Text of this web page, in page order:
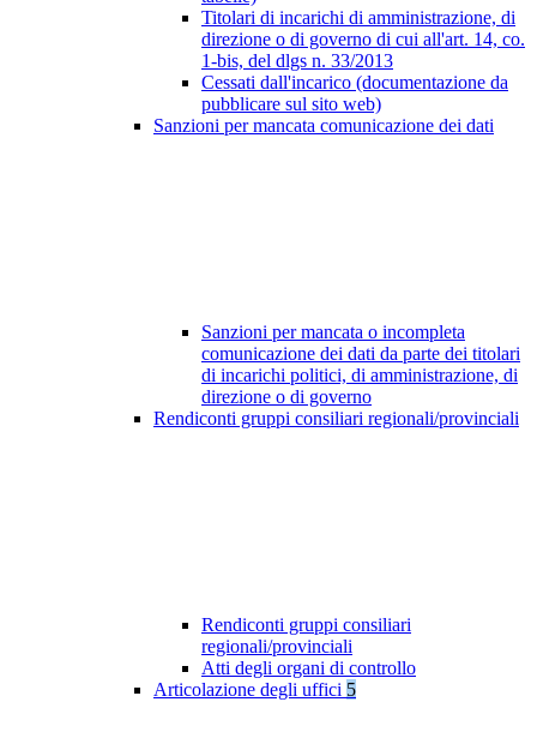
Titolari di incarichi di amministrazione, di
direzione o di governo di cui all'art. 14, co.
1-bis, del dlgs n. 33/2013
Cessati dall'incarico (documentazione da
pubblicare sul sito web)
Sanzioni per mancata comunicazione dei dati
Sanzioni per mancata o incompleta
comunicazione dei dati da parte dei titolari
di incarichi politici, di amministrazione, di
direzione o di governo
Rendiconti gruppi consiliari regionali/provinciali
Rendiconti gruppi consiliari
regionali/provinciali
Atti degli organi di controllo
Articolazione degli uffici 5